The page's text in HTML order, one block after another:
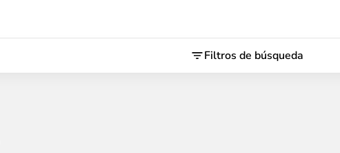
Filtros de búsqueda